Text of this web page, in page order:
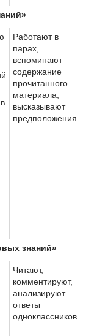
Работают в
парах,
вспоминают
содержание
прочитанного
материала,
высказывают
предположения.
знаний»
Читают,
комментируют,
анализируют
ответы
одноклассников.